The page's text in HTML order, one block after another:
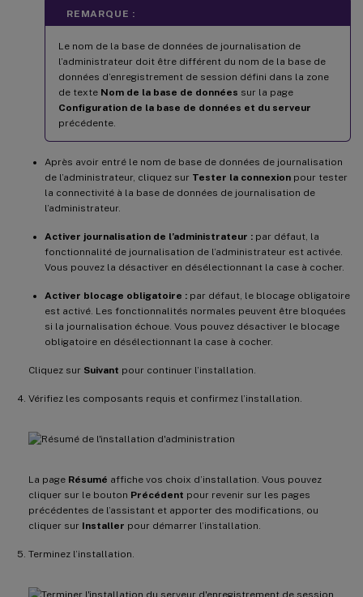
REMARQUE :
Le nom de la base de données de journalisation de
l’administrateur doit être différent du nom de la base de
données d’enregistrement de session défini dans la zone
de texte Nom de la base de données sur la page
Configuration de la base de données et du serveur
précédente.
Après avoir entré le nom de base de données de journalisation
de l’administrateur, cliquez sur Tester la connexion pour tester
la connectivité à la base de données de journalisation de
l’administrateur.
Activer journalisation de l’administrateur : par défaut, la
fonctionnalité de journalisation de l’administrateur est activée.
Vous pouvez la désactiver en désélectionnant la case à cocher.
Activer blocage obligatoire : par défaut, le blocage obligatoire
est activé. Les fonctionnalités normales peuvent être bloquées
si la journalisation échoue. Vous pouvez désactiver le blocage
obligatoire en désélectionnant la case à cocher.
Cliquez sur Suivant pour continuer l’installation.
Vérifiez les composants requis et confirmez l’installation.
La page Résumé affiche vos choix d’installation. Vous pouvez
cliquer sur le bouton Précédent pour revenir sur les pages
précédentes de l’assistant et apporter des modifications, ou
cliquer sur Installer pour démarrer l’installation.
Terminez l’installation.